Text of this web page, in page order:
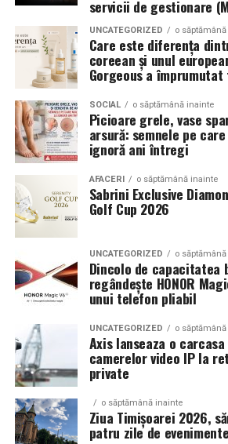
a transforma fiecare eveniment într-
deosebită pentru participanți.
proportiile, chiar daca restul masinii
Anvelopele ca element vizual la
La evenimentele auto din Cluj,
componente functionale, ci si
si fotografii surprind adesea detalii
care roata umple aripa, distanta fata
aspectul general al ansamblului
Anvelopele curate, cu dimensiuni
uniforma, contribuie la imaginea
masini de show. In multe cazuri,
vorbim despre un stil elegant, sportiv
Echilibrul dintre estetica si utilizare
Un aspect specific evenimentelor
prezenta multor masini care nu sunt
show, ci si vehicule utilizate zilnic.
cauta solutii care sa le permita sa
evenimente fara a sacrifica complet
siguranta pe drumurile publice.
servicii de gestionare
UNCATEGORIZED o
Care este diferența
coreean și unul
Gorgeous a
SOCIAL o săptămână inainte
Picioare grele, vase
arsură: semnele pe
ignoră ani întregi
AFACERI o săptămână inainte
Sabrini Exclusive
Golf Cup 2026
UNCATEGORIZED o
Dincolo de capacitatea
regândește HONOR
unui telefon pliabil
UNCATEGORIZED o
Axis lanseaza o
camerelor video IP la
private
o săptămână inainte
Ziua Timișoarei 2026,
patru zile de evenimente